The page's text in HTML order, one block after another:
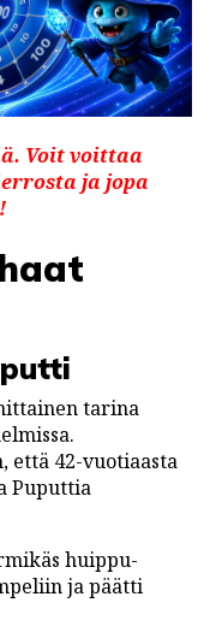
Voit voittaa
ja jopa
tarina
että 42-vuotiaasta
Puputtia
huippu-
ja päätti